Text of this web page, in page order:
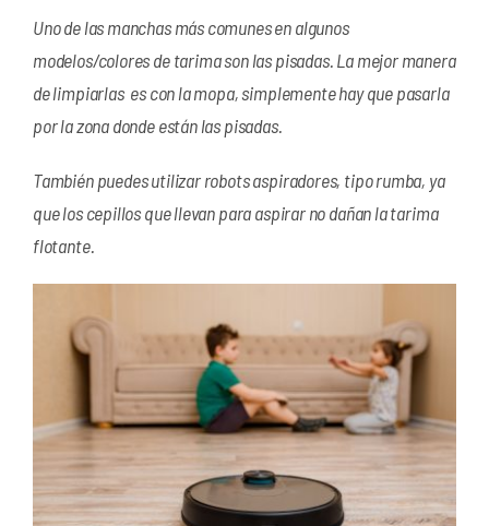
Uno de las manchas más comunes en algunos
modelos/colores de tarima son las pisadas. La mejor manera
de limpiarlas es con la mopa, simplemente hay que pasarla
por la zona donde están las pisadas.
También puedes utilizar robots aspiradores, tipo rumba, ya
que los cepillos que llevan para aspirar no dañan la tarima
flotante.